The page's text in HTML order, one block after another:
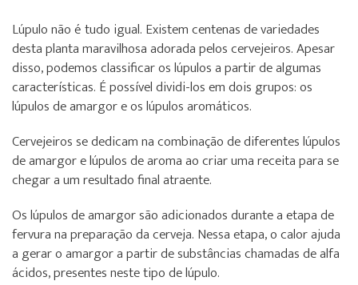
Lúpulo não é tudo igual. Existem centenas de variedades
desta planta maravilhosa adorada pelos cervejeiros. Apesar
disso, podemos classificar os lúpulos a partir de algumas
características. É possível dividi-los em dois grupos: os
lúpulos de amargor e os lúpulos aromáticos.
Cervejeiros se dedicam na combinação de diferentes lúpulos
de amargor e lúpulos de aroma ao criar uma receita para se
chegar a um resultado final atraente.
Os lúpulos de amargor são adicionados durante a etapa de
fervura na preparação da cerveja. Nessa etapa, o calor ajuda
a gerar o amargor a partir de substâncias chamadas de alfa
ácidos, presentes neste tipo de lúpulo.